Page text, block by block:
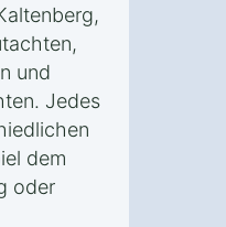
und
Jedes
dem
oder